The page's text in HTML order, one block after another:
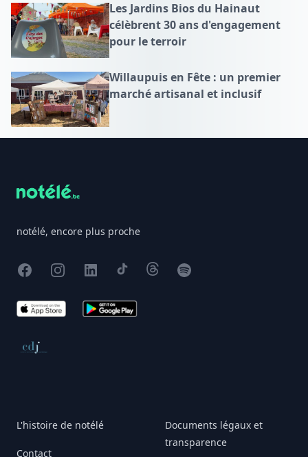
Les Jardins Bios du Hainaut
célèbrent 30 ans d'engagement
pour le terroir
Willaupuis en Fête : un premier
marché artisanal et inclusif
notélé, encore plus proche
FacebookInstagram
X TikTokThreadsSpotify
App Store Google Play
Conseil de déontologie journalistique
L'histoire de notélé
Contact
Documents légaux et
transparence